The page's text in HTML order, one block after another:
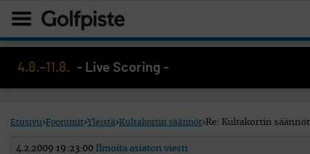
4.8.–11.8. - Live Scoring -
Etusivu›Foorumit›Yleistä›Kultakortin säännöt›Re: Kultakortin säännöt
4.2.2009 19:23:00 Ilmoita asiaton viesti